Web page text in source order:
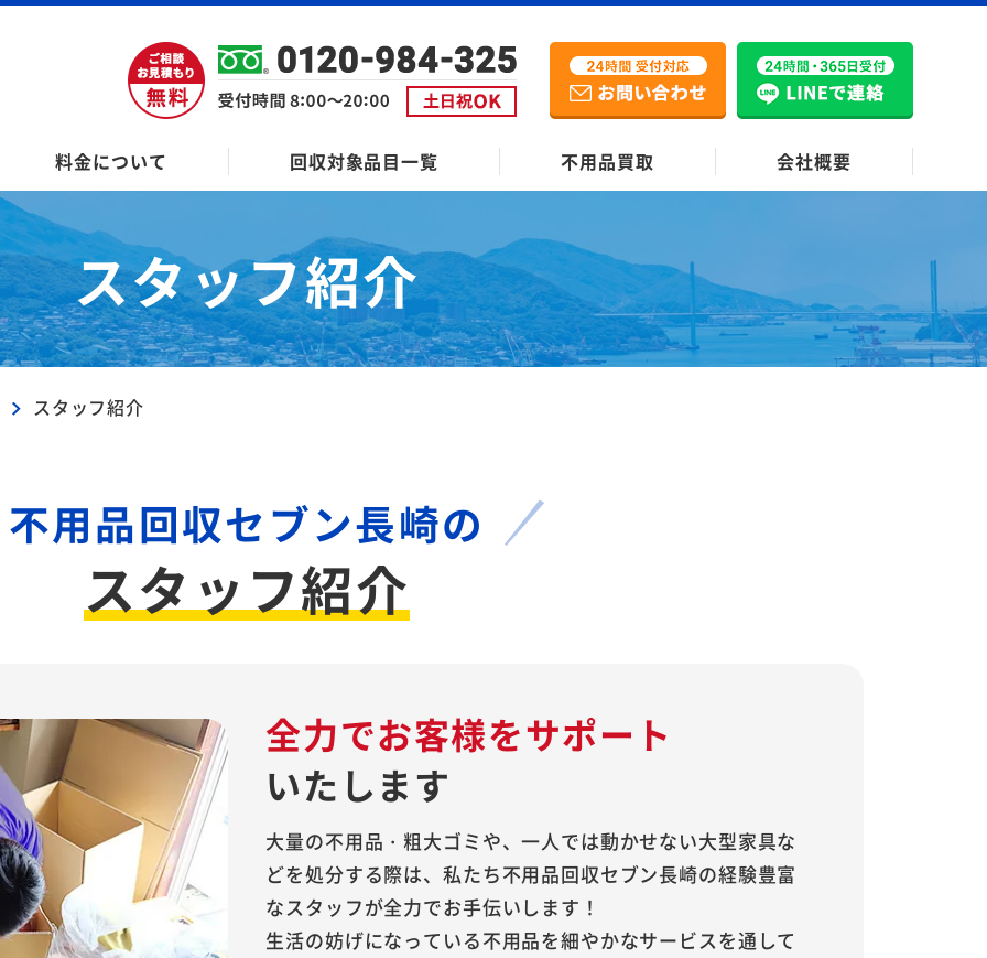
料金について 回収対象品目一覧 不用品買取 会社概要
スタッフ紹介
スタッフ紹介
不用品回収セブン長崎の
スタッフ紹介
全力でお客様をサポート
いたします
大量の不用品・粗大ゴミや、一人では動かせない大型家具な
どを処分する際は、私たち不用品回収セブン長崎の経験豊富
なスタッフが全力でお手伝いします！
生活の妨げになっている不用品を細やかなサービスを通して